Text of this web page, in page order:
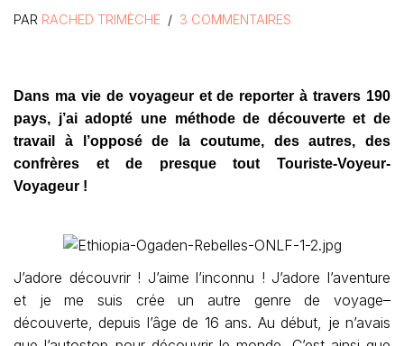
PAR RACHED TRIMÈCHE 3 COMMENTAIRES
Dans ma vie de voyageur et de reporter à travers 190
pays, j’ai adopté une méthode de découverte et de
travail à l’opposé de la coutume, des autres, des
confrères et de presque tout Touriste-Voyeur-
Voyageur !
J’adore découvrir ! J’aime l’inconnu ! J’adore l’aventure
et je me suis crée un autre genre de voyage–
découverte, depuis l’âge de 16 ans. Au début, je n’avais